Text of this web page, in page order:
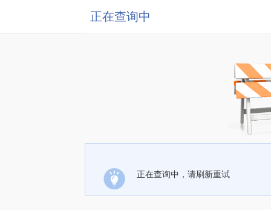
正在查询中
正在查询中，请刷新重试